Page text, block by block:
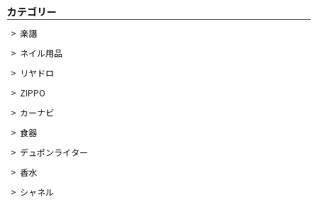
カテゴリー
楽譜
ネイル用品
リヤドロ
ZIPPO
カーナビ
食器
デュポンライター
香水
シャネル